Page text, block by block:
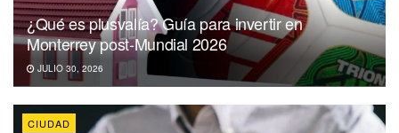
¿Qué es plusvalía? Guía para invertir en
Monterrey post-Mundial 2026
JULIO 30, 2026
CIUDAD